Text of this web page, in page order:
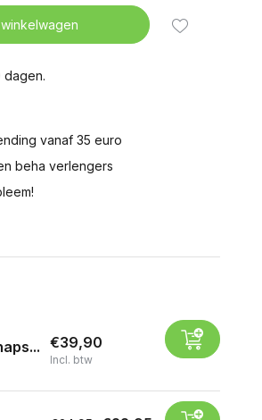
dagen.
vanaf 35 euro
beha verlengers
€39,90
Incl. btw